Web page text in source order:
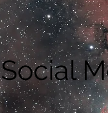
Social